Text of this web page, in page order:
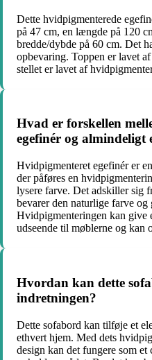
Dette hvidpigmenterede
på 47 cm, en længde på 120
bredde/dybde på 60 cm. Det
opbevaring. Toppen er lavet
stellet er lavet af
Hvad er forskellen
egefinér og almindeligt
Hvidpigmenteret egefinér er
der påføres en
lysere farve. Det adskiller sig
bevarer den naturlige farve
Hvidpigmenteringen kan give
udseende til møblerne og kan
Hvordan kan dette
indretningen?
Dette sofabord kan tilføje et
ethvert hjem. Med dets
design kan det fungere som